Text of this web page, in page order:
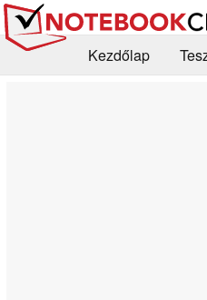
Kezdőlap